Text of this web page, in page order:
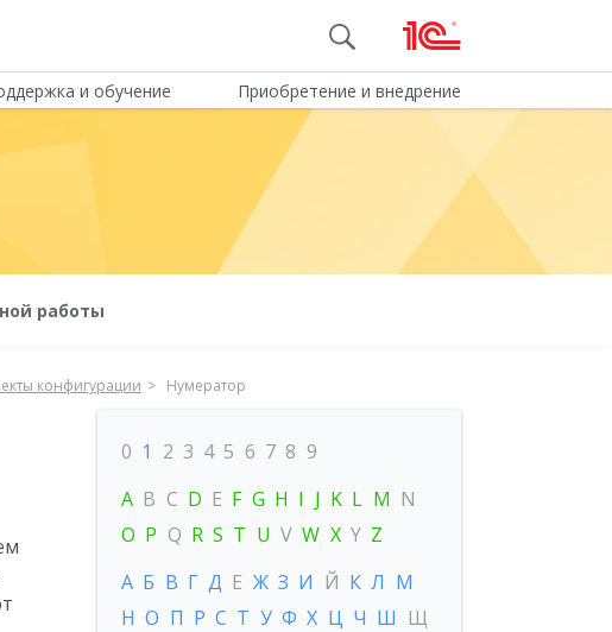
и обучение Приобретение и внедрение
работы
конфигурации Нумератор
0 1 2 3 4 5 6 7 8 9
A B C D E F G H I J K L M N
O P Q R S T U V W X Y Z
А Б В Г Д Е Ж З И Й К Л М
Н О П Р С Т У Ф Х Ц Ч Ш Щ